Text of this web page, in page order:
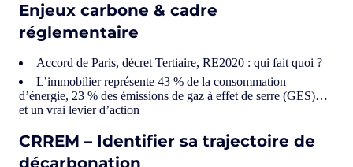
Enjeux carbone & cadre
réglementaire
Accord de Paris, décret Tertiaire, RE2020 : qui fait quoi ?
L’immobilier représente 43 % de la consommation
d’énergie, 23 % des émissions de gaz à effet de serre (GES)…
et un vrai levier d’action
CRREM – Identifier sa trajectoire de